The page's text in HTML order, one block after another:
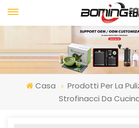
Casa
Prodotti Per La
Strofinacci Da